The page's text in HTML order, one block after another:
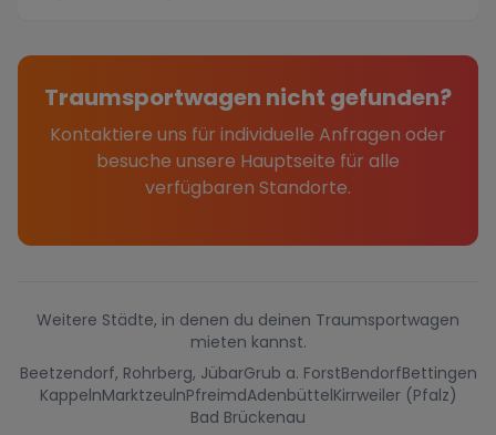
Traumsportwagen nicht gefunden?
Kontaktiere uns für individuelle Anfragen oder
besuche unsere Hauptseite für alle
verfügbaren Standorte.
Weitere Städte, in denen du deinen Traumsportwagen
mieten kannst.
Beetzendorf, Rohrberg, JübarGrub a. ForstBendorfBettingen
KappelnMarktzeulnPfreimdAdenbüttelKirrweiler (Pfalz)
Bad Brückenau